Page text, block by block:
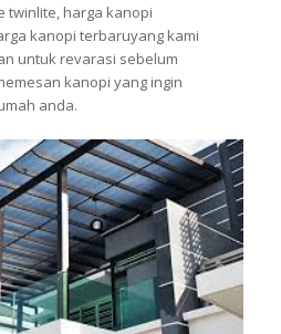
twinlite, harga kanopi
kanopi terbaruyang kami
untuk revarasi sebelum
kanopi yang ingin
anda.